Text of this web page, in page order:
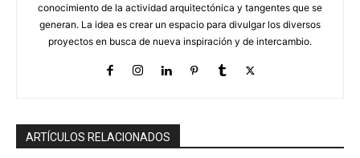
conocimiento de la actividad arquitectónica y tangentes que se
generan. La idea es crear un espacio para divulgar los diversos
proyectos en busca de nueva inspiración y de intercambio.
ARTÍCULOS RELACIONADOS